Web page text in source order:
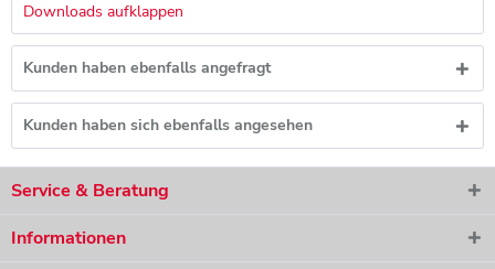
Downloads aufklappen
Kunden haben ebenfalls angefragt
Kunden haben sich ebenfalls angesehen
Service & Beratung
Informationen